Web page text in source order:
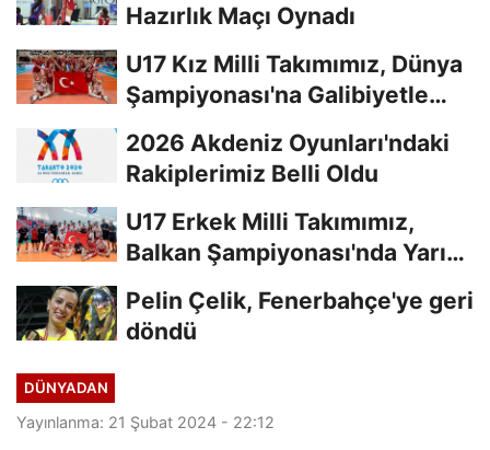
Hazırlık Maçı Oynadı
U17 Kız Milli Takımımız, Dünya
Şampiyonası'na Galibiyetle
2026 Akdeniz Oyunları'ndaki
Rakiplerimiz Belli Oldu
U17 Erkek Milli Takımımız,
Balkan Şampiyonası'nda Yarı
Pelin Çelik, Fenerbahçe'ye geri
döndü
DÜNYADAN
Yayınlanma: 21 Şubat 2024 - 22:12